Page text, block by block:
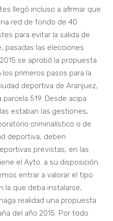
llegó incluso a afirmar que
red de fondo de 40
para evitar la salida de
pasadas las elecciones
se aprobó la propuesta
primeros pasos para la
deportiva de Aranjuez,
519. Desde acipa
estaban las gestiones,
criminalístico o de
deportiva, deben
previstas, en las
el Ayto. a su disposición
entrar a valorar el tipo
la que deba instalarse,
realidad una propuesta
del año 2015. Por todo